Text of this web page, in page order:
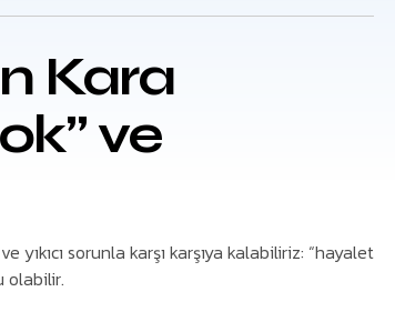
Kara
ve
yıkıcı sorunla karşı karşıya kalabiliriz: “hayalet
olabilir.